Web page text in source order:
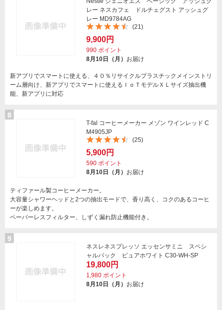
レー ネスカフェ ドルチェグスト アッシュグ
レー MD9784AG
(21)
9,900円
990 ポイント
8月10日（月） お届け
新アプリでスマートに使える、４０％リサイクルプラスチックメインストリ
ーム層向け、新アプリでスマートに使えるＩｏＴモデルＸＬサイズ抽出機
能、新アプリに対応
8
T-fal コーヒーメーカー メゾン ワインレッド C
M4905JP
(25)
5,900円
590 ポイント
8月10日（月） お届け
ティファール製コーヒーメーカー。
大容量シャワーヘッドと2つの抽出モードで、香り高く、コクのあるコーヒ
ーが楽しめます。
ペーパーレスフィルター、しずく漏れ防止機能付き。
9
ネスレネスプレッソ エッセンサミニ スペシ
ャルパック ピュアホワイト C30-WH-SP
19,800円
1,980 ポイント
8月10日（月） お届け